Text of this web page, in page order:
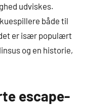
udviskes.
både til
er især populært
og en historie,
escape-